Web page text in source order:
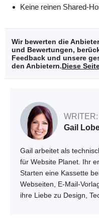
Keine reinen Shared-
Wir bewerten die
und Bewertungen,
Feedback und unsere
den Anbietern.Diese
WRITER:
Gail
Gail arbeitet als
für Website Planet. Ihr
Starten eine Kassette
Webseiten, E-Mail-
ihre Liebe zu Design,